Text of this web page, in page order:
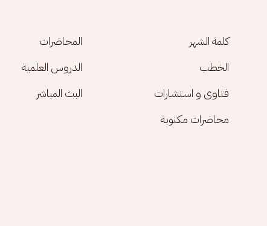
كلمة الشهر
المحاضرات
الخطب
الدروس العلمية
فتاوى و استشارات
البث المباشر
محاضرات مكتوبة